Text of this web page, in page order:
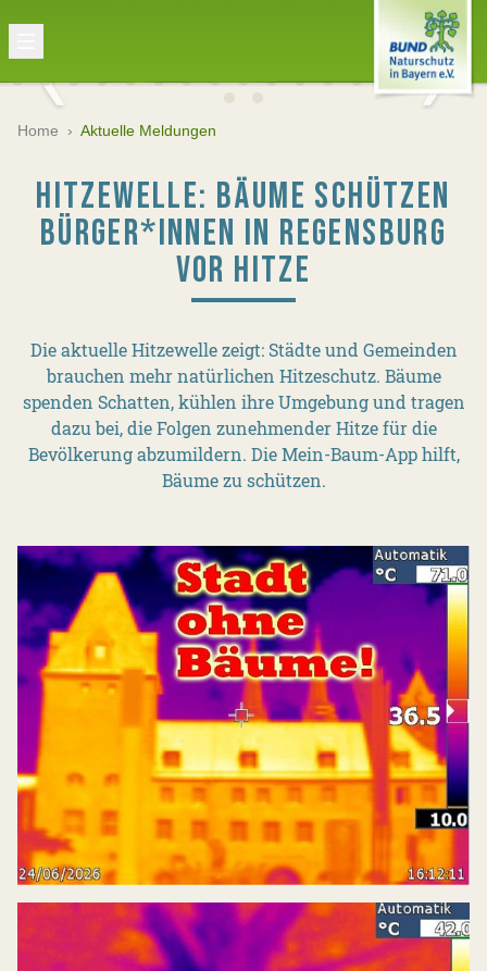
Home › Aktuelle Meldungen
HITZEWELLE: BÄUME SCHÜTZEN
BÜRGER*INNEN IN REGENSBURG
VOR HITZE
Die aktuelle Hitzewelle zeigt: Städte und Gemeinden
brauchen mehr natürlichen Hitzeschutz. Bäume
spenden Schatten, kühlen ihre Umgebung und tragen
dazu bei, die Folgen zunehmender Hitze für die
Bevölkerung abzumildern. Die Mein-Baum-App hilft,
Bäume zu schützen.